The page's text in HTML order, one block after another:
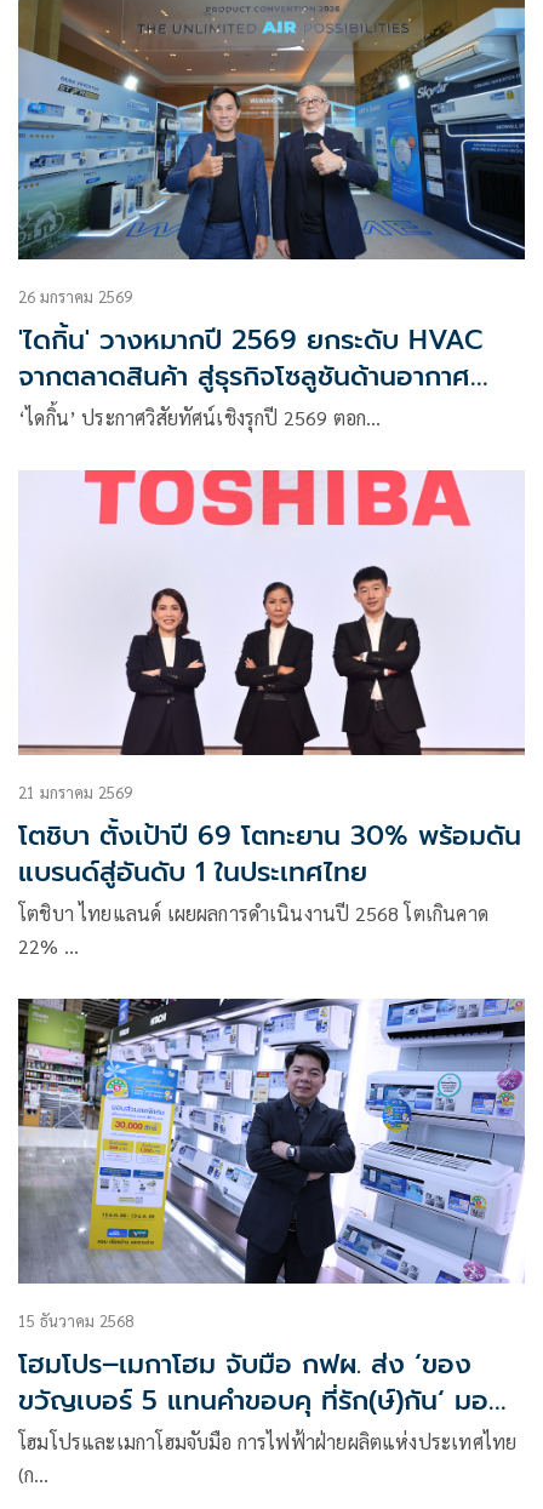
26 มกราคม 2569
'ไดกิ้น' วางหมากปี 2569 ยกระดับ HVAC
จากตลาดสินค้า สู่ธุรกิจโซลูชันด้านอากาศ
อัจฉริยะแบบครบวงจร
‘ไดกิ้น’ ประกาศวิสัยทัศน์เชิงรุกปี 2569 ตอก…
21 มกราคม 2569
โตชิบา ตั้งเป้าปี 69 โตทะยาน 30% พร้อมดัน
แบรนด์สู่อันดับ 1 ในประเทศไทย
โตชิบา ไทยแลนด์ เผยผลการดำเนินงานปี 2568 โตเกินคาด
22% …
15 ธันวาคม 2568
โฮมโปร–เมกาโฮม จับมือ กฟผ. ส่ง ‘ของ
ขวัญเบอร์ 5 แทนคำขอบคุ ที่รัก(ษ์)กัน‘ มอบดี
ลพิเศษเป็นส่วนลดเครื่องใช้ไฟฟ้า
โฮมโปรและเมกาโฮมจับมือ การไฟฟ้าฝ่ายผลิตแห่งประเทศไทย
(ก…